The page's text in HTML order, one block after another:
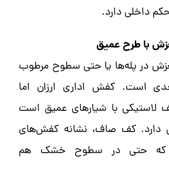
داخلی دارد.
با طرح عمیق
در پله‌ها یا حتی سطوح مرطوب
است. کفش اداری ارزان اما
لاستیکی با شیارهای عمیق است
دارد. کف صاف، نشانه کفش‌های
که حتی در سطوح خشک هم